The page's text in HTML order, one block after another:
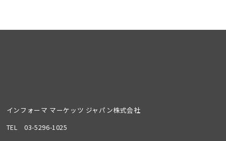
インフォーマ マーケッツ ジャパン株式会社
TEL03-5296-1025